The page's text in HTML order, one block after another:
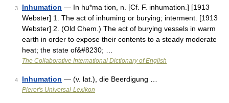
3 Inhumation — In hu*ma tion, n. [Cf. F. inhumation.] [1913
Webster] 1. The act of inhuming or burying; interment. [1913
Webster] 2. (Old Chem.) The act of burying vessels in warm
earth in order to expose their contents to a steady moderate
heat; the state of&#8230; …
The Collaborative International Dictionary of English
4 Inhumation — (v. lat.), die Beerdigung …
Pierer's Universal-Lexikon